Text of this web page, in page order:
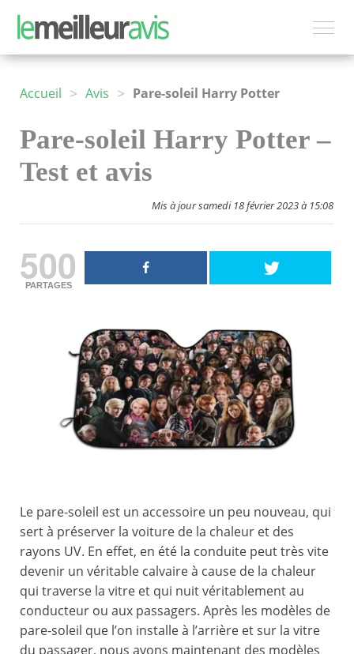
Accueil > Avis > Pare-soleil Harry Potter
Pare-soleil Harry Potter –
Test et avis
Mis à jour samedi 18 février 2023 à 15:08
500
PARTAGES
Le pare-soleil est un accessoire un peu nouveau, qui
sert à préserver la voiture de la chaleur et des
rayons UV. En effet, en été la conduite peut très vite
devenir un véritable calvaire à cause de la chaleur
qui traverse la vitre et qui nuit véritablement au
conducteur ou aux passagers. Après les modèles de
pare-soleil que l’on installe à l’arrière et sur la vitre
du passager, nous avons maintenant des modèles